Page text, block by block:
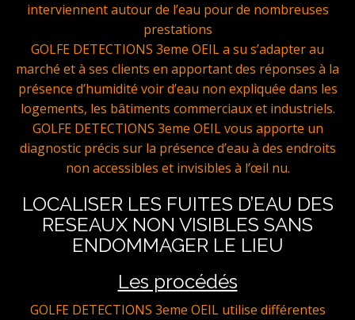
interviennent autour de l’eau pour de nombreuses
prestations
GOLFE DETECTIONS 3eme OEIL a su s’adapter au
marché et à ses clients en apportant des réponses à la
présence d’humidité voir d’eau non expliquée dans les
logements, les bâtiments commerciaux et industriels.
GOLFE DETECTIONS 3eme OEIL vous apporte un
diagnostic précis sur la présence d’eau à des endroits
non accessibles et invisibles à l’œil nu.
LOCALISER LES FUITES D’EAU DES
RESEAUX NON VISIBLES SANS
ENDOMMAGER LE LIEU
Les procédés
GOLFE DETECTIONS 3eme OEIL utilise différentes